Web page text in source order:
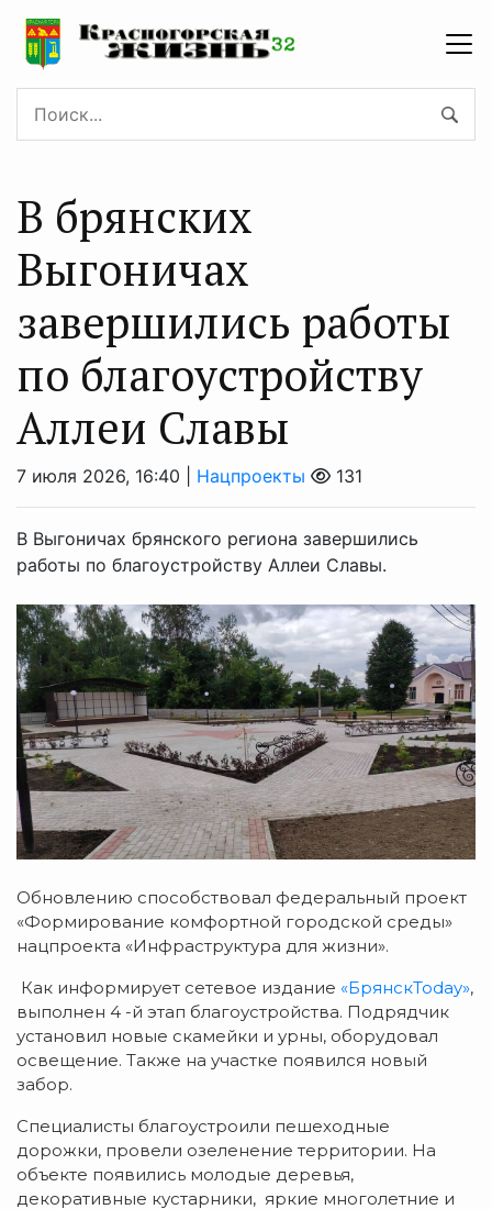
В брянских
Выгоничах
завершились работы
по благоустройству
Аллеи Славы
7 июля 2026, 16:40 | Нацпроекты 131
В Выгоничах брянского региона завершились
работы по благоустройству Аллеи Славы.
Обновлению способствовал федеральный проект
«Формирование комфортной городской среды»
нацпроекта «Инфраструктура для жизни».
Как информирует сетевое издание «БрянскToday»,
выполнен 4 -й этап благоустройства. Подрядчик
установил новые скамейки и урны, оборудовал
освещение. Также на участке появился новый
забор.
Специалисты благоустроили пешеходные
дорожки, провели озеленение территории. На
объекте появились молодые деревья,
декоративные кустарники, яркие многолетние и